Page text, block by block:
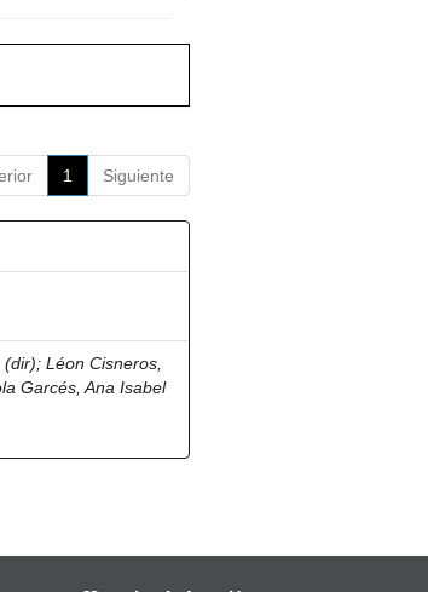
1 Siguiente
(dir);Léon Cisneros,
Garcés, Ana Isabel